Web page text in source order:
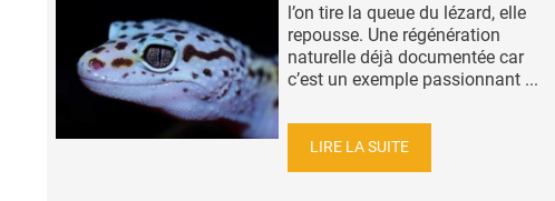
l’on tire la queue du lézard, elle
repousse. Une régénération
naturelle déjà documentée car
c’est un exemple passionnant ...
LIRE LA SUITE